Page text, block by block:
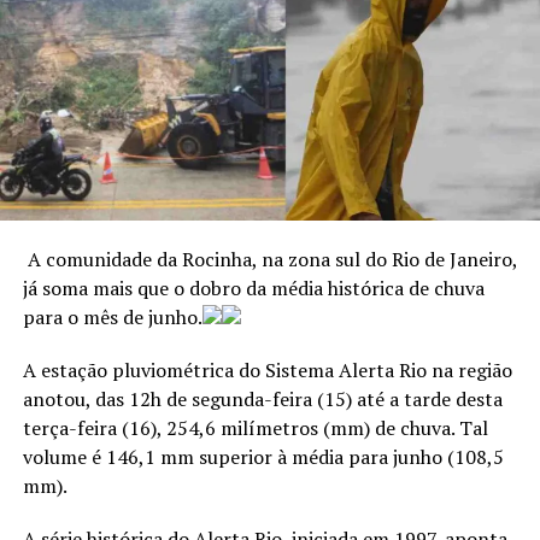
Entidades que atuam em defesa dos direitos humanos
consideram a Operação Contençãoa mais letal da
história do Rio de Janeiro. Deflagrada pelas forças de
segurança do estado em outubro de 2025 contra a
facção Comando Vermelho nos complexos do Alemão e
da Penha, a ação terminou com 121 mortes, segundo
balanço oficial divulgado à época.
ANÚNCIO
Agencia Brasil
que as frentes frias
avancem tanto para a
região do Sudeste e
também um pouco para a
região Centro-Oeste”,
explica.
>> Siga o canal daAgência Brasilno WhatsApp
o fenômeno pode trazer mais chuvas.
ANÚNCIO
A comunidade da Rocinha, na zona sul do Rio de Janeiro,
já soma mais que o dobro da média histórica de chuva
para o mês de junho.
A estação pluviométrica do Sistema Alerta Rio na região
anotou, das 12h de segunda-feira (15) até a tarde desta
terça-feira (16), 254,6 milímetros (mm) de chuva. Tal
volume é 146,1 mm superior à média para junho (108,5
mm).